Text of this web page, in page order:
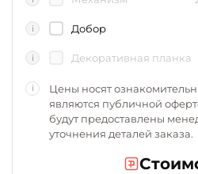
i Добор
i Декоративная планка
i
Цены носят
являются публичной
будут предоставлены
уточнения деталей заказа.